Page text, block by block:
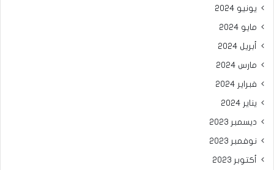
يونيو 2024
مايو 2024
أبريل 2024
مارس 2024
فبراير 2024
يناير 2024
ديسمبر 2023
نوفمبر 2023
أكتوبر 2023